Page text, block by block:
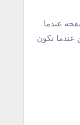
عندما
عندما تكون